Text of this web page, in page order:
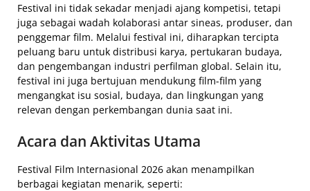
Festival ini tidak sekadar menjadi ajang kompetisi, tetapi
juga sebagai wadah kolaborasi antar sineas, produser, dan
penggemar film. Melalui festival ini, diharapkan tercipta
peluang baru untuk distribusi karya, pertukaran budaya,
dan pengembangan industri perfilman global. Selain itu,
festival ini juga bertujuan mendukung film-film yang
mengangkat isu sosial, budaya, dan lingkungan yang
relevan dengan perkembangan dunia saat ini.
Acara dan Aktivitas Utama
Festival Film Internasional 2026 akan menampilkan
berbagai kegiatan menarik, seperti: